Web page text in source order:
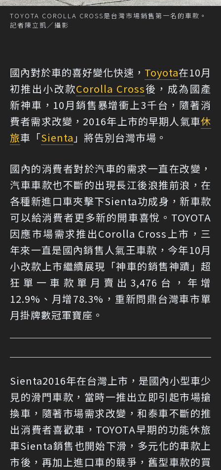
TOYOTA COROLLA CROSS是台灣市場銷售第一名的車款。
記者陳立凱／攝影
國內對於車的喜好變化快速， Toyota在10月
初推出小改款Corolla Cross後，成為國產
新神車，10月銷售暴增衝上3千台，隨著消
費者需求改變，2016年上市的早期人氣車休
旅車「Sienta 」將告別台灣市場。
國內的消費者對於汽車的需求一直在改變，
汽車車款也不斷的出現長江後浪推前浪，在
各種新進口車夾擊下Sienta功成身，新車款
可以給消費者更多新的開車喜悅。TOYOTA
因應市場需求推出Corolla Cross上市，三
年來一直是國內銷售人氣王車款，今年10月
小改款上市繼續展現「神車的銷售神蹟」超
狂單一車款單月賣出3,476台，年增
12.9%、月增78.3%，重新問鼎台灣車市單
月掛牌數冠軍寶座。
Sienta2016年在台灣上市，是國內小型車少
見的滑門車款，當時一推出立即引起市場搶
換車，隨著市場需求改變，和泰車不斷的推
出消費者喜歡車，TOYOTA早期的功能休旅
車Sienta銷售也開始下滑，多元化的車款上
市後，再加上進口車的競爭，舊型車款的買